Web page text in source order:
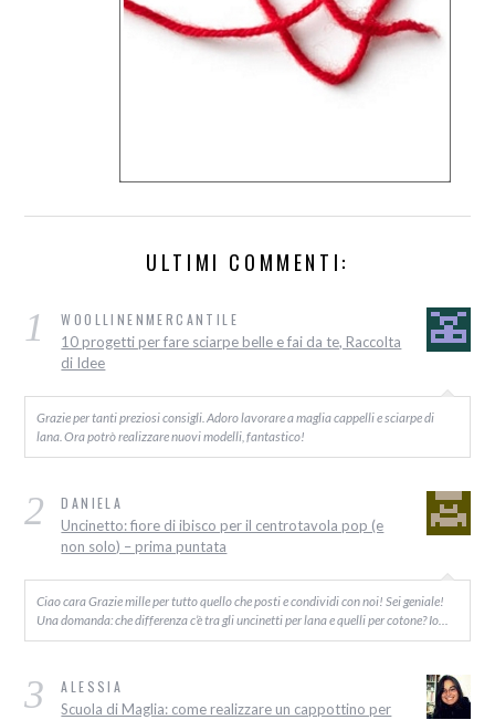
ULTIMI COMMENTI:
1 WOOLLINENMERCANTILE
10 progetti per fare sciarpe belle e fai da te, Raccolta
di Idee
Grazie per tanti preziosi consigli. Adoro lavorare a maglia cappelli e sciarpe di
lana. Ora potrò realizzare nuovi modelli, fantastico!
2 DANIELA
Uncinetto: fiore di ibisco per il centrotavola pop (e
non solo) – prima puntata
Ciao cara Grazie mille per tutto quello che posti e condividi con noi! Sei geniale!
Una domanda: che differenza c’è tra gli uncinetti per lana e quelli per cotone? Io…
3 ALESSIA
Scuola di Maglia: come realizzare un cappottino per